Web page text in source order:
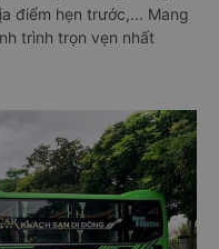
điểm hẹn trước,... Mang
trình trọn vẹn nhất